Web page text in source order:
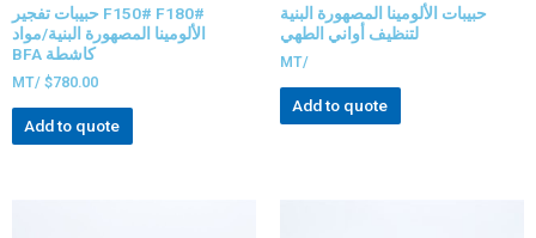
حبيبات الألومينا المصهورة البنية
لتنظيف أواني الطهي
/MT
Add to quote
F150# F180# حبيبات تفجير
الألومينا المصهورة البنية/مواد
كاشطة BFA
$780.00
/MT
Add to quote